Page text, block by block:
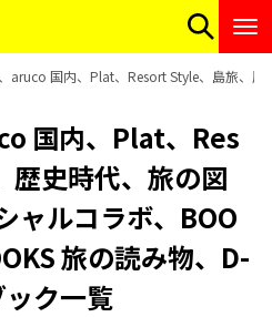
aruco 国内、Plat、Resort Style、島旅、歴
国内、Plat、Res
史時代、旅の図
ャルコラボ、BOO
旅の読み物、D-
ク一覧